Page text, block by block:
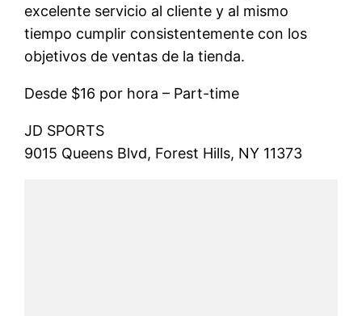
excelente servicio al cliente y al mismo
tiempo cumplir consistentemente con los
objetivos de ventas de la tienda.
Desde $16 por hora – Part-time
JD SPORTS
9015 Queens Blvd, Forest Hills, NY 11373